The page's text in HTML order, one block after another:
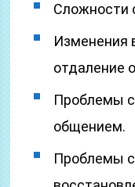
Сложности
Изменения
отдаление
Проблемы
общением.
Проблемы